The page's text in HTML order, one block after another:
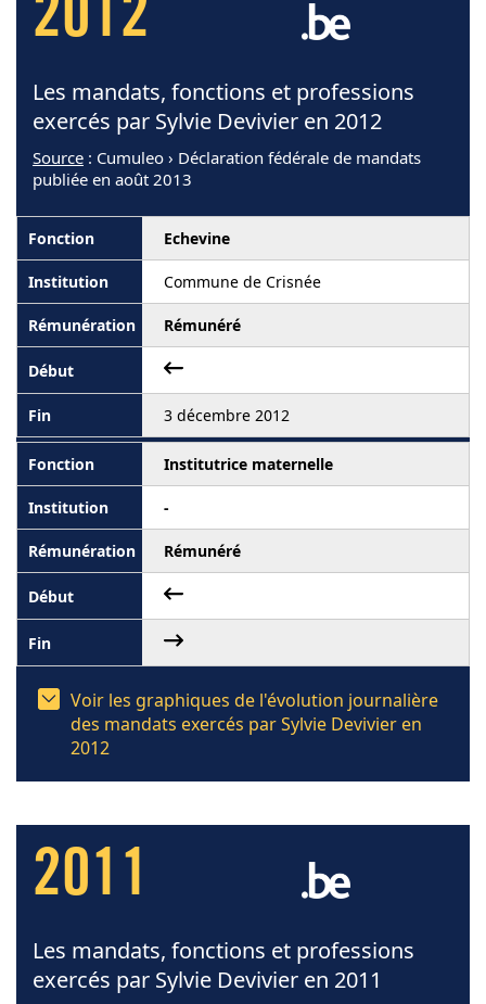
2012
Les mandats, fonctions et professions
exercés par Sylvie Devivier en 2012
Source : Cumuleo › Déclaration fédérale de mandats
publiée en août 2013
Echevine
Commune de Crisnée
Rémunéré
3 décembre 2012
Institutrice maternelle
-
Rémunéré
Voir les graphiques de l'évolution journalière
des mandats exercés par Sylvie Devivier en
2012
2011
Les mandats, fonctions et professions
exercés par Sylvie Devivier en 2011